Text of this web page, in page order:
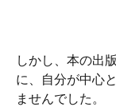
しかし、本の出
に、自分が中心
ませんでした。